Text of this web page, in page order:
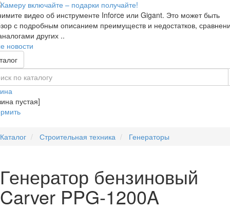
видео об инструменте Inforce или Gigant. Это может быть
с подробным описанием преимуществ и недостатков,
других ..
новости
пустая]
Каталог Строительная техника Генераторы
Генератор бензиновый
Carver PPG-1200A